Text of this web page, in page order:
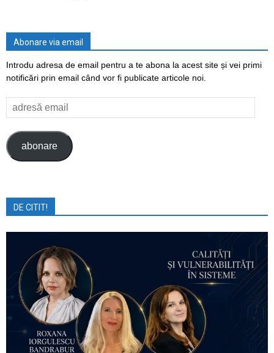
Abonare via email
Introdu adresa de email pentru a te abona la acest site și vei primi
notificări prin email când vor fi publicate articole noi.
adresă
email
abonare
DE CITIT!